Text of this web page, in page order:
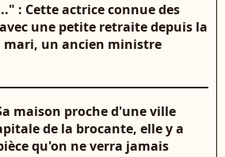
: Cette actrice connue des
une petite retraite depuis la
mari, un ancien ministre
maison proche d'une ville
de la brocante, elle y a
qu'on ne verra jamais